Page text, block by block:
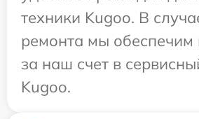
техники Kugoo. В
ремонта мы обеспечим
за наш счет в
Kugoo.